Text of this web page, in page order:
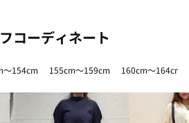
コーディネート
～154cm 155cm～159cm 160cm～164cm